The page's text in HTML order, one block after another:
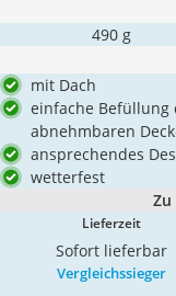
490 g
mit Dach
einfache Befüllung
abnehmbaren
ansprechendes
wetterfest
Zu
Lieferzeit
Sofort lieferbar
Vergleichssieger